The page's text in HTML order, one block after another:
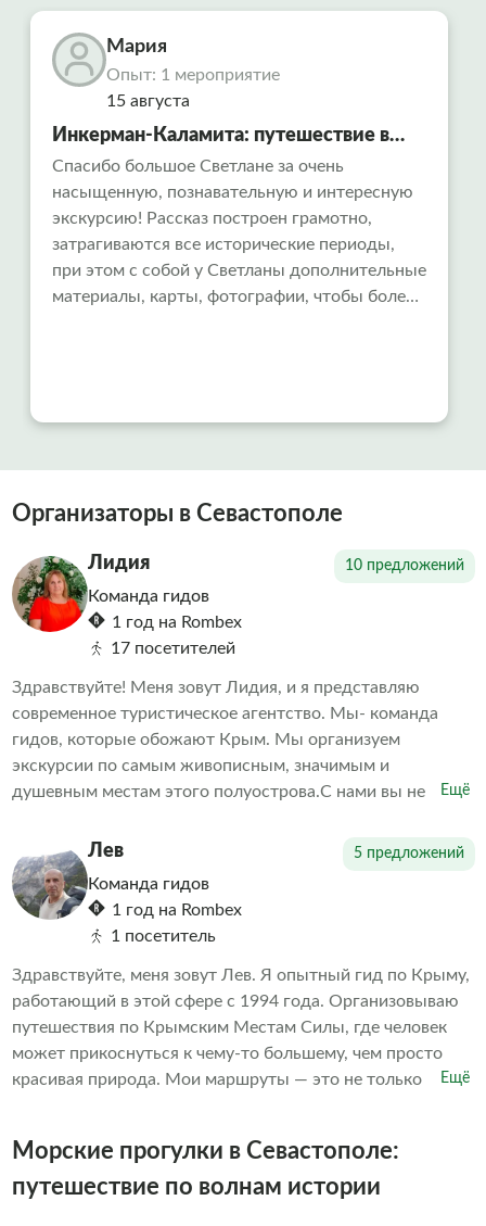
Мария
Опыт: 1 мероприятие
15 августа
Инкерман-Каламита: путешествие в
«Русский Афон» и тайны
средневековой крепости
Спасибо большое Светлане за очень
насыщенную, познавательную и интересную
экскурсию! Рассказ построен грамотно,
затрагиваются все исторические периоды,
при этом с собой у Светланы дополнительные
материалы, карты, фотографии, чтобы более
Организаторы в Севастополе
Лидия 10 предложений
Команда гидов
1 год на Rombex
17 посетителей
Здравствуйте! Меня зовут Лидия, и я представляю
современное туристическое агентство. Мы- команда
гидов, которые обожают Крым. Мы организуем
экскурсии по самым живописным, значимым и
душевным местам этого полуострова.С нами вы не
акцент на живом общении, увлекательных рассказах,
проверенных маршрутах и искренней заботе о каждом
госте. В наших турах нет места спешке и формальности-
только тепло, уважение к истории и комфорт. Мы знаем,
как удивить даже тех, кто бывал в Крыму не раз, и умеем
показывать знакомые места с новой, неожиданной
стороны. Ежедневные выезды из Севастополя. Почему
выбирают нас: – Небольшие группы – Живые и
увлекательные экскурсии – Местные гиды, которые
любят свою работу – Возможность создания
Крымом особенным!
Ещё
Лев 5 предложений
Команда гидов
1 год на Rombex
1 посетитель
Здравствуйте, меня зовут Лев. Я опытный гид по Крыму,
работающий в этой сфере с 1994 года. Организовываю
путешествия по Крымским Местам Силы, где человек
может прикоснуться к чему-то большему, чем просто
красивая природа. Мои маршруты — это не только
экстрим-практикам (в том числе по хождению по углям),
походные бани в горах, медитации на рассвете и закате,
Ещё
Морские прогулки в Севастополе:
путешествие по волнам истории